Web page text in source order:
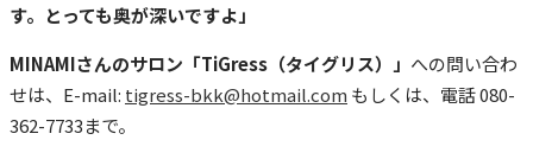
す。とっても奥が深いですよ」
MINAMIさんのサロン「TiGress（タイグリス）」 への問い合わ
せは、E-mail: tigress-bkk@hotmail.com もしくは、電話 080-
362-7733まで。